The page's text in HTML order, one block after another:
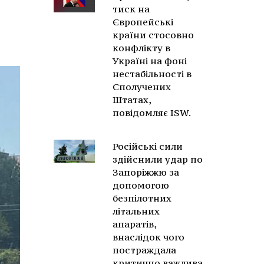
тиск на
Європейські
країни стосовно
конфлікту в
Україні на фоні
нестабільності в
Сполучених
Штатах,
повідомляє ISW.
Російські сили
здійснили удар по
Запоріжжю за
допомогою
безпілотних
літальних
апаратів,
внаслідок чого
постраждала